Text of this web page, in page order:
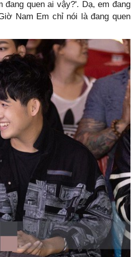
quen ai vậy?'. Dạ, em đang
Nam Em chỉ nói là đang quen